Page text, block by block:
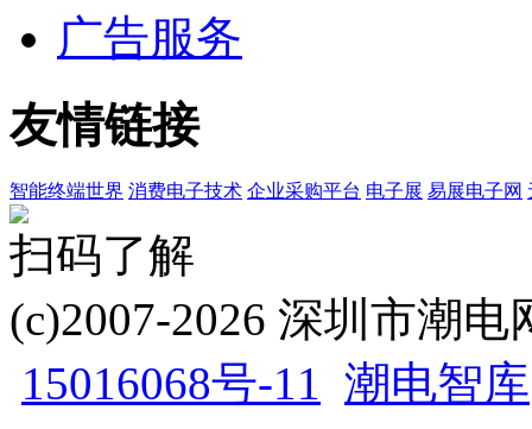
广告服务
友情链接
智能终端世界 消费电子技术 企业采购平台 电子展 易展电子网
扫码了解
(c)2007-2026 深圳市潮
15016068号-11 潮电智库